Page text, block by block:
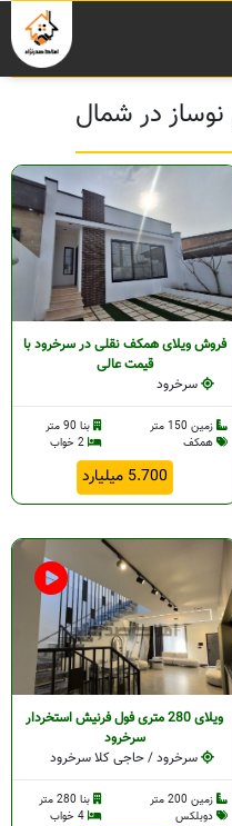
در شمال
فروش ویلای همکف نقلی در سرخرود با
قیمت عالی
سرخرود
زمین 150 متر
بنا 90 متر
همکف
5.700 میلیارد
ویلای 280 متری فول فرنیش استخردار
سرخرود
سرخرود / حاجی کلا سرخرود
زمین 200 متر
بنا 280 متر
دوبلکس